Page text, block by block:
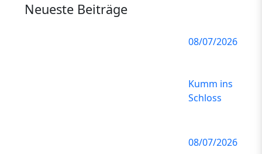
Neueste Beiträge
08/07/2026
Kumm ins
Schloss
08/07/2026